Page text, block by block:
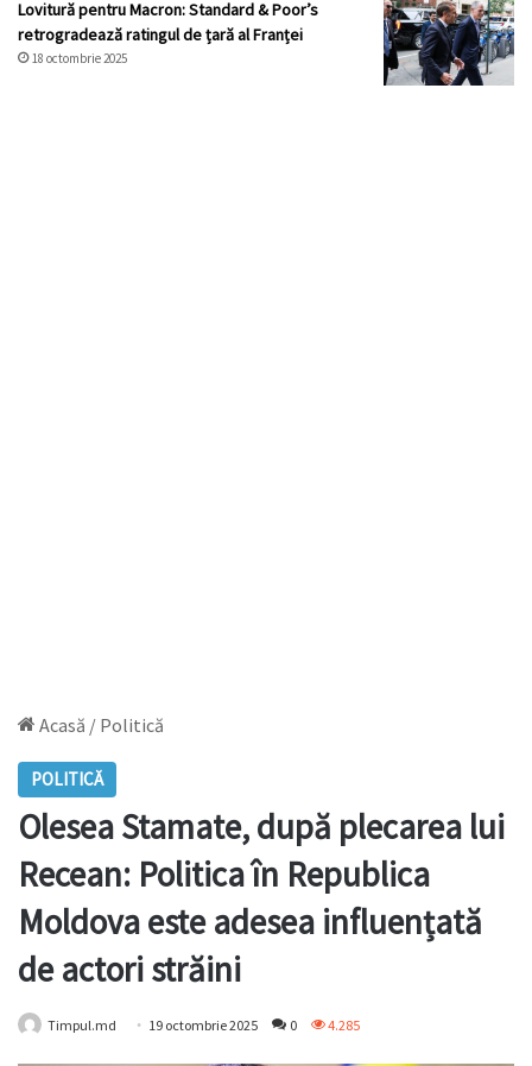
Lovitură pentru Macron: Standard & Poor’s
retrogradează ratingul de țară al Franței
18 octombrie 2025